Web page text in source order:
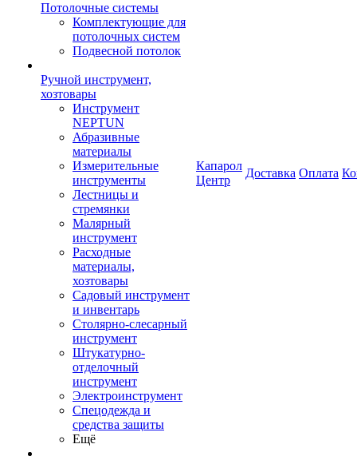
Потолочные системы
Комплектующие для
потолочных систем
Подвесной потолок
Ручной инструмент,
хозтовары
Инструмент
NEPTUN
Абразивные
материалы
Измерительные
инструменты
Лестницы и
стремянки
Малярный
инструмент
Расходные
материалы,
хозтовары
Садовый инструмент
и инвентарь
Столярно-слесарный
инструмент
Штукатурно-
отделочный
инструмент
Электроинструмент
Спецодежда и
средства защиты
Ещё
Капарол
Центр
Доставка Оплата